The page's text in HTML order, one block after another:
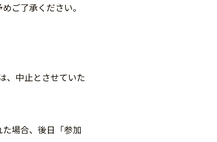
ご了承ください。
、中止とさせていた
場合、後日「参加